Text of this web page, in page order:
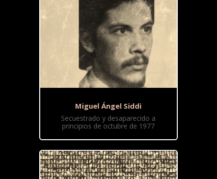
Miguel Ángel Siddi
Secuestrado y desaparecido a
principios de octubre de 1977